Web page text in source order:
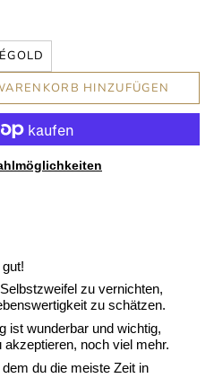
HINZUFÜGEN
zu vernichten,
zu schätzen.
ist wunderbar und wichtig,
noch viel mehr.
du die meiste Zeit in